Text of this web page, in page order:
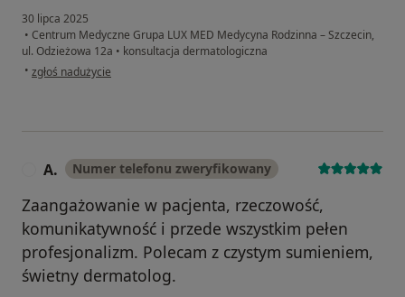
30 lipca 2025
• Centrum Medyczne Grupa LUX MED Medycyna Rodzinna – Szczecin,
ul. Odzieżowa 12a • konsultacja dermatologiczna
• w opinii użytkownika K.W.
zgłoś nadużycie
A. Numer telefonu zweryfikowany
Zaangażowanie w pacjenta, rzeczowość,
komunikatywność i przede wszystkim pełen
profesjonalizm. Polecam z czystym sumieniem,
świetny dermatolog.